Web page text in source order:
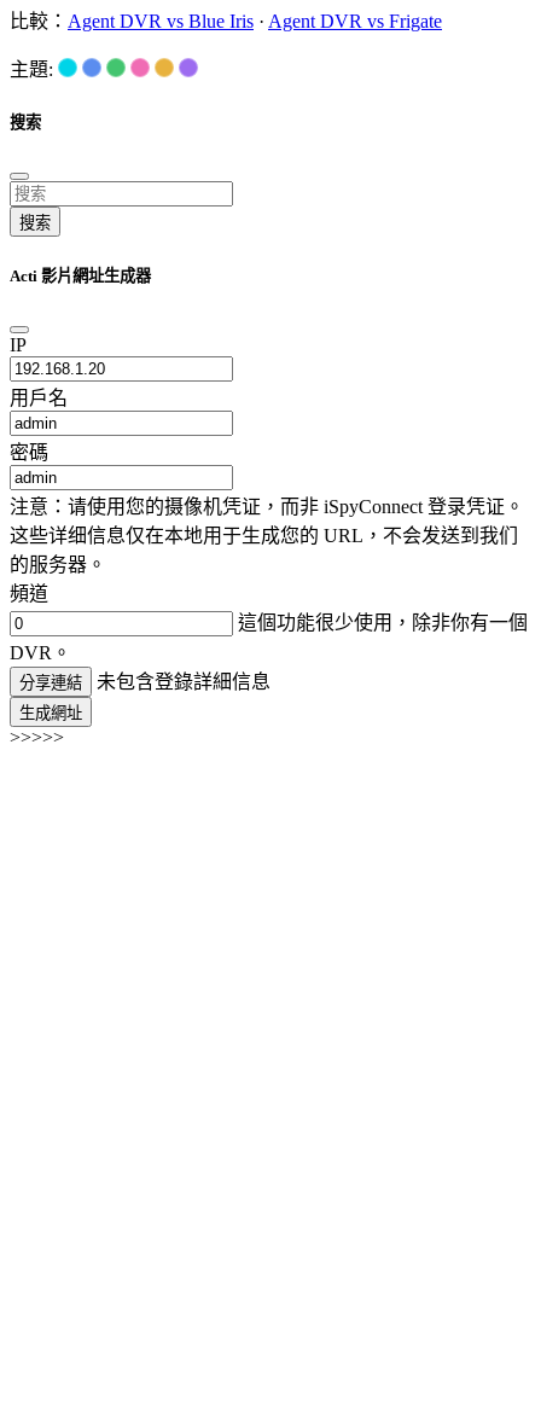
比較： Agent DVR vs Blue Iris · Agent DVR vs Frigate
主題:
搜索
搜索
Acti 影片網址生成器
IP
用戶名
密碼
注意：请使用您的摄像机凭证，而非 iSpyConnect 登录凭证。
这些详细信息仅在本地用于生成您的 URL，不会发送到我们
的服务器。
頻道
這個功能很少使用，除非你有一個
DVR。
分享連結 未包含登錄詳細信息
生成網址
>>>>>